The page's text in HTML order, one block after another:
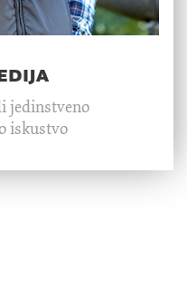
jedinstveno
iskustvo